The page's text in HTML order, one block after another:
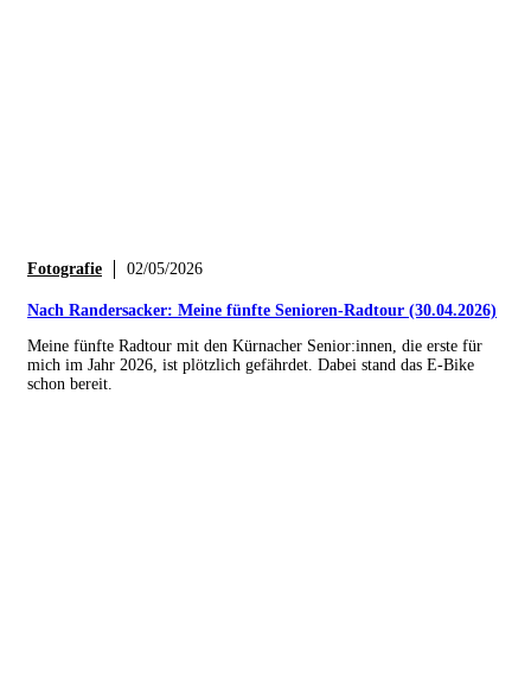
Fotografie 02/05/2026
Nach Randersacker: Meine fünfte Senioren-Radtour (30.04.2026)
Meine fünfte Radtour mit den Kürnacher Senior:innen, die erste für
mich im Jahr 2026, ist plötzlich gefährdet. Dabei stand das E-Bike
schon bereit.